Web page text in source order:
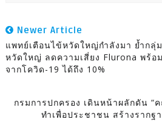
Newer Article
แพทย์เตือนไข้หวัดใหญ่กำลังมา ย้ำกลุ่
หวัดใหญ่ ลดความเสี่ยง Flurona พร้อ
จากโควิด-19 ได้ถึง 10%
กรมการปกครอง เดินหน้าผลักดัน “
ทำเพื่อประชาชน สร้างราก